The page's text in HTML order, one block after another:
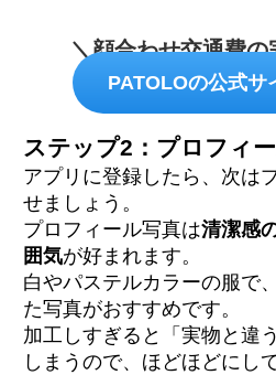
＼顔合わせ交通費の
PATOLOの公式サ
ステップ2：プロフィ
アプリに登録したら、次は
せましょう。
プロフィール写真は清潔感
囲気が好まれます。
白やパステルカラーの服で
た写真がおすすめです。
加工しすぎると「実物と違
しまうので、ほどほどにし